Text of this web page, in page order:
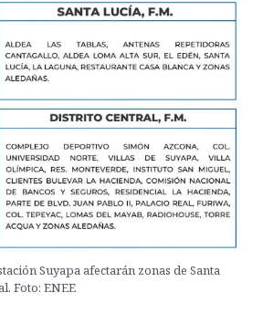
Suyapa afectarán zonas de Santa
Foto: ENEE